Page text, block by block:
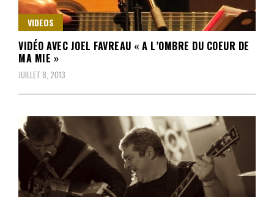
VIDEOS
VIDÉO AVEC JOEL FAVREAU « A L’OMBRE DU COEUR DE
MA MIE »
JUILLET 8, 2013